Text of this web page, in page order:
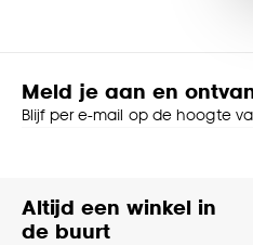
Meld je aan en
Blijf per e-mail op de hoogte
Altijd een winkel in
de buurt